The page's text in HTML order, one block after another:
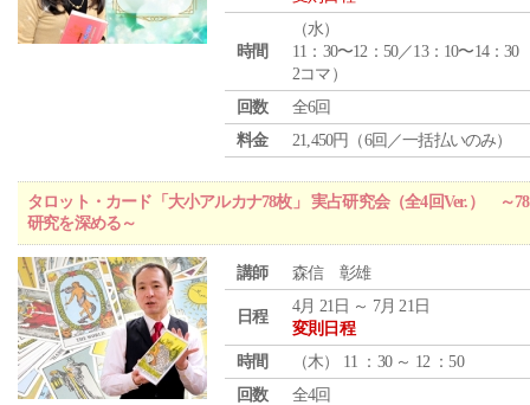
時間
（水）
11：30〜12：50／13：10〜14：30
2コマ）
回数
全6回
料金
21,450円（6回／一括払いのみ）
タロット・カード「大小アルカナ78枚」 実占研究会（全4回Ver.） ～
研究を深める～
講師 森信 彰雄
日程
4月 21日 ～ 7月 21日
変則日程
時間
（木） 11 ：30 ～ 12 ：50
回数
全4回